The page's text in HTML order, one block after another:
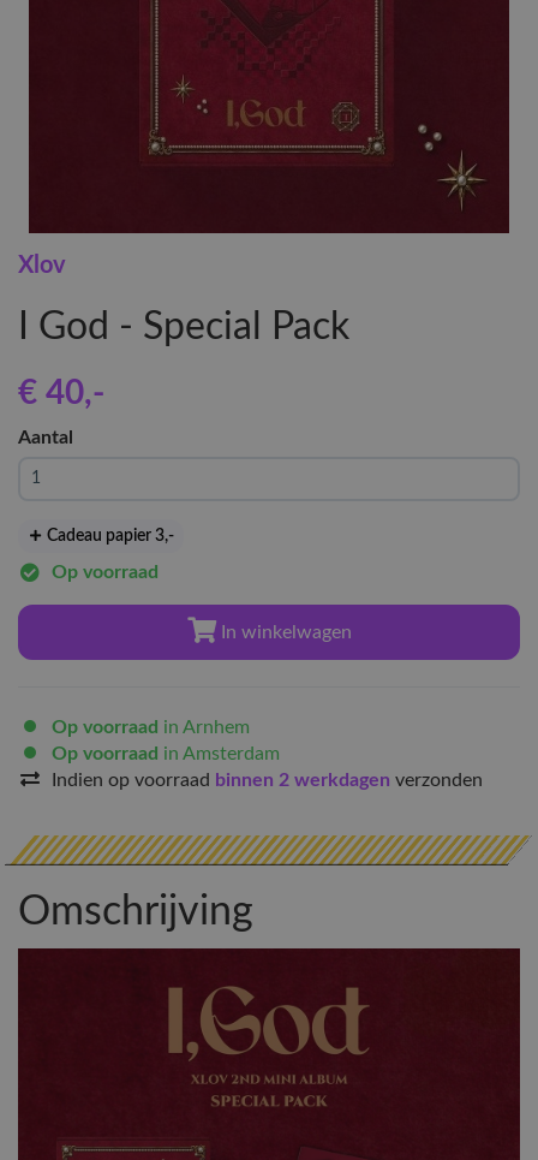
Xlov
I God - Special Pack
€ 40,-
Aantal
Cadeau papier 3,-
Op voorraad
In winkelwagen
Op voorraad in Arnhem
Op voorraad in Amsterdam
Indien op voorraad binnen 2 werkdagen verzonden
Omschrijving